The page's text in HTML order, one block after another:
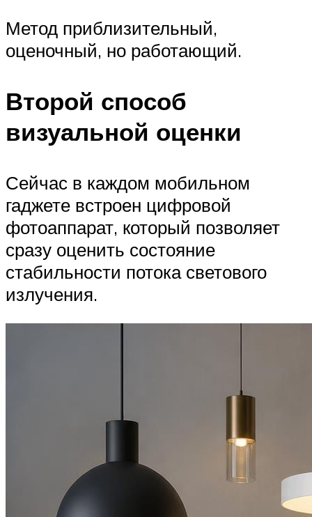
Метод приблизительный,
оценочный, но работающий.
Второй способ
визуальной оценки
Сейчас в каждом мобильном
гаджете встроен цифровой
фотоаппарат, который позволяет
сразу оценить состояние
стабильности потока светового
излучения.